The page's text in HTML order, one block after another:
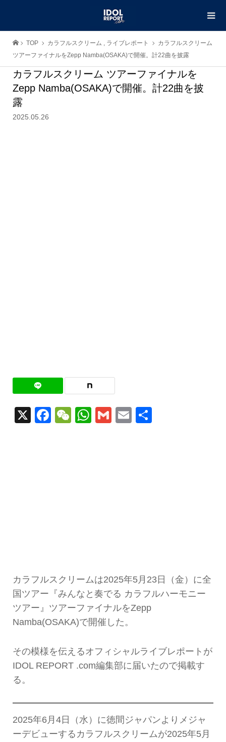
TOP カラフルスクリーム , ライブレポート
カラフルスクリーム
ツアーファイナルをZepp Namba(OSAKA)で開催。計22曲を披露
カラフルスクリーム ツアーファイナルを
Zepp Namba(OSAKA)で開催。計22曲を披
露
2025.05.26
X Facebook
WeChat
WhatsApp
GmailEmail
カラフルスクリームは2025年5月23日（金）に全
国ツアー『みんなと奏でる カラフルハーモニー
ツアー』ツアーファイナルをZepp
Namba(OSAKA)で開催した。
その模様を伝えるオフィシャルライブレポートが
IDOL REPORT .com編集部に届いたので掲載す
る。
2025年6月4日（水）に徳間ジャパンよりメジャ
ーデビューするカラフルスクリームが2025年5月